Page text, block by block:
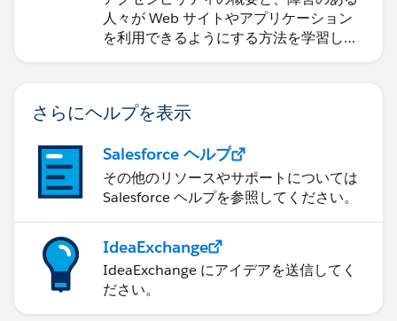
人々が Web サイトやアプリケーション
を利用できるようにする方法を学習しま
さらにヘルプを表示
Salesforce ヘルプ
その他のリソースやサポートについては
Salesforce ヘルプを参照してください。
IdeaExchange
IdeaExchange にアイデアを送信してく
ださい。